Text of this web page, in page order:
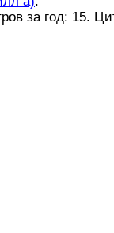
за год: 15.